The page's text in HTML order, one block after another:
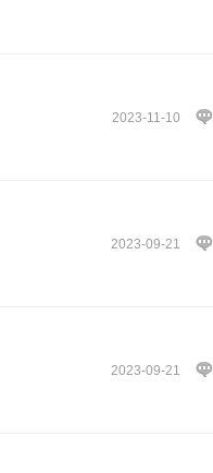
2023-11-10
2023-09-21
2023-09-21